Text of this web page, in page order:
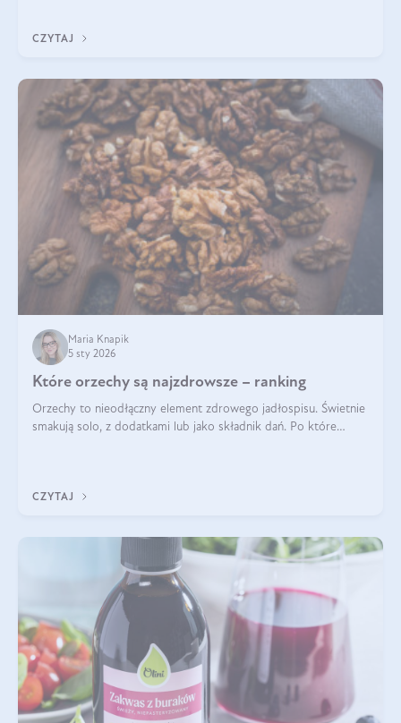
CZYTAJ
Maria Knapik
5 sty 2026
Które orzechy są najzdrowsze – ranking
Orzechy to nieodłączny element zdrowego jadłospisu. Świetnie
smakują solo, z dodatkami lub jako składnik dań. Po które
CZYTAJ